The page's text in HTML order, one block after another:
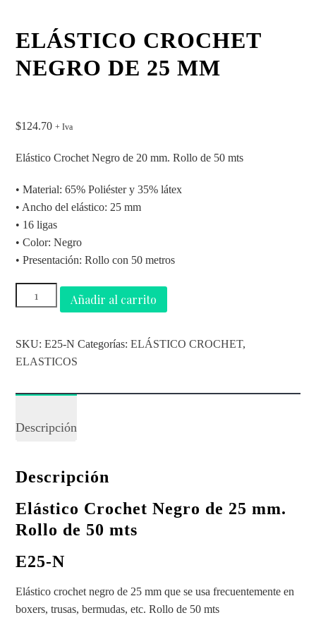
ELÁSTICO CROCHET
NEGRO DE 25 MM
$124.70 + Iva
Elástico Crochet Negro de 20 mm. Rollo de 50 mts
• Material: 65% Poliéster y 35% látex
• Ancho del elástico: 25 mm
• 16 ligas
• Color: Negro
• Presentación: Rollo con 50 metros
Añadir al carrito
SKU:E25-N Categorías:ELÁSTICO CROCHET,
ELASTICOS
Descripción
Descripción
Elástico Crochet Negro de 25 mm.
Rollo de 50 mts
E25-N
Elástico crochet negro de 25 mm que se usa frecuentemente en
boxers, trusas, bermudas, etc. Rollo de 50 mts